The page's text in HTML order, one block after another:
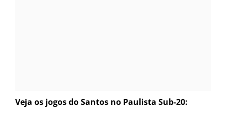
Veja os jogos do Santos no Paulista Sub-20: